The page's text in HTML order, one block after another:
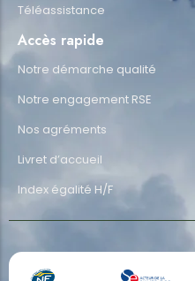
Téléassistance
Accès rapide
Notre démarche qualité
Notre engagement RSE
Nos agréments
Livret d’accueil
Index égalité H/F